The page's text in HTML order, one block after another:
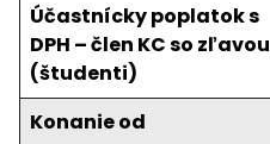
Účastnícky poplatok s
DPH – člen KC so zľavou
(študenti)
Konanie od